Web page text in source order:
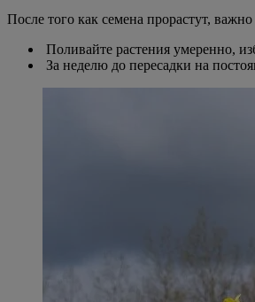
После того как семена прорастут, важно
Поливайте растения умеренно,
За неделю до пересадки на